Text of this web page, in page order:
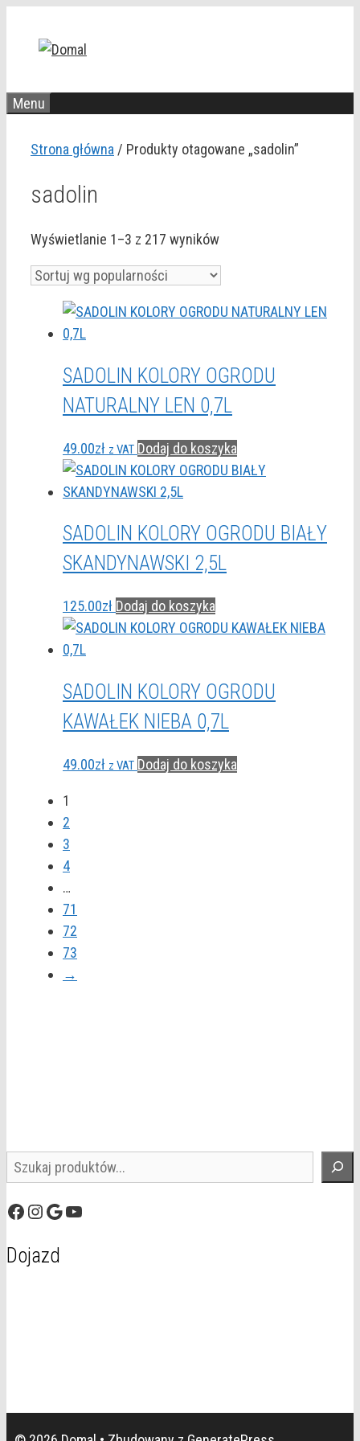
Menu
Strona główna / Produkty otagowane „sadolin”
sadolin
Wyświetlanie 1–3 z 217 wynikówPosortowane
popularności
SADOLIN KOLORY OGRODU
NATURALNY LEN 0,7L
49.00zł z VAT Dodaj do koszyka
SADOLIN KOLORY OGRODU BIAŁY
SKANDYNAWSKI 2,5L
125.00zł Dodaj do koszyka
SADOLIN KOLORY OGRODU
KAWAŁEK NIEBA 0,7L
49.00zł z VAT Dodaj do koszyka
1
2
3
4
…
71
72
73
→
Szukaj
Facebook
Instagram
GoogleYouTube
Dojazd